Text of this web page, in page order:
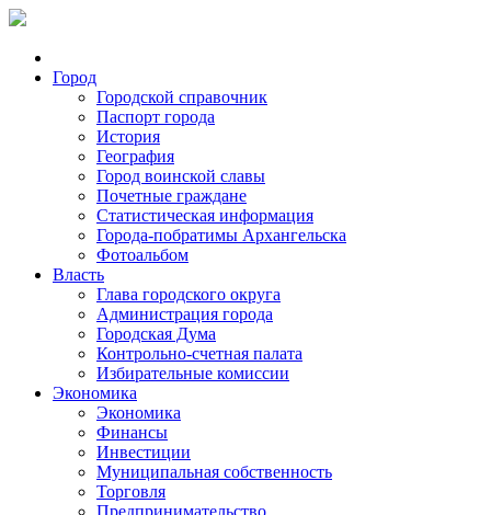
Город
Городской справочник
Паспорт города
История
География
Город воинской славы
Почетные граждане
Статистическая информация
Города-побратимы Архангельска
Фотоальбом
Власть
Глава городского округа
Администрация города
Городская Дума
Контрольно-счетная палата
Избирательные комиссии
Экономика
Экономика
Финансы
Инвестиции
Муниципальная собственность
Торговля
Предпринимательство